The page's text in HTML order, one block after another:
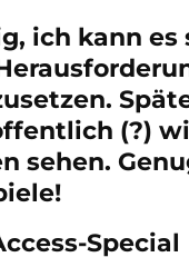
ich kann
(?)
sehen.
Special